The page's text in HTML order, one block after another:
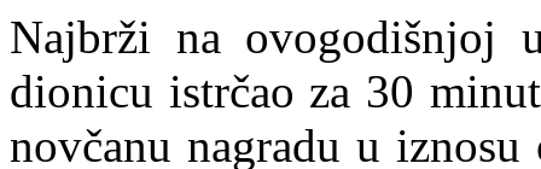
Najbrži na
dionicu istrčao za 30
novčanu nagradu u